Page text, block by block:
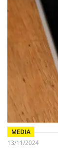
MEDIA
13/11/2024